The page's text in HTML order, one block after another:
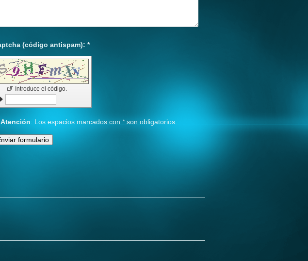
Captcha (código antispam): *
Introduce el código.
↺
Atención : Los espacios marcados con *son obligatorios.